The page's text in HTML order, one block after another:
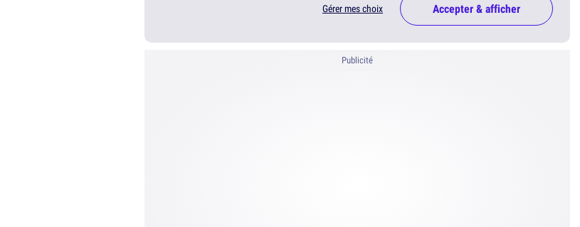
Gérer mes choix Accepter & afficher
Publicité